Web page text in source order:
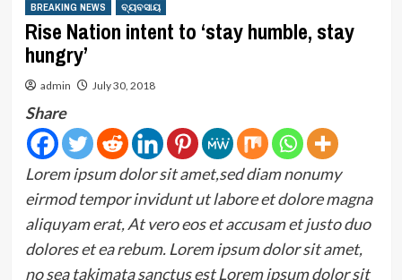
BREAKING NEWS ବ୍ୟବସାୟ
Rise Nation intent to ‘stay humble, stay
hungry’
admin July 30, 2018
Share
Lorem ipsum dolor sit amet,sed diam nonumy
eirmod tempor invidunt ut labore et dolore magna
aliquyam erat, At vero eos et accusam et justo duo
dolores et ea rebum. Lorem ipsum dolor sit amet,
no sea takimata sanctus est Lorem ipsum dolor sit